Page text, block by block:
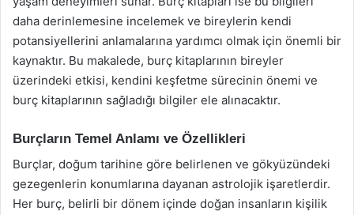
daha derinlemesine incelemek ve bireylerin kendi
potansiyellerini anlamalarına yardımcı olmak için önemli bir
kaynaktır. Bu makalede, burç kitaplarının bireyler
üzerindeki etkisi, kendini keşfetme sürecinin önemi ve
burç kitaplarının sağladığı bilgiler ele alınacaktır.
Burçların Temel Anlamı ve Özellikleri
Burçlar, doğum tarihine göre belirlenen ve gökyüzündeki
gezegenlerin konumlarına dayanan astrolojik işaretlerdir.
Her burç, belirli bir dönem içinde doğan insanların kişilik